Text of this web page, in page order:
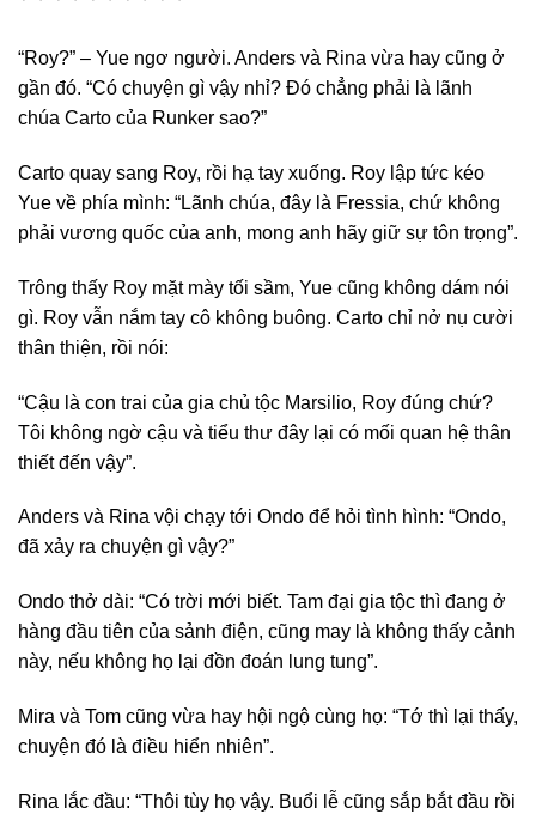
“Roy?” – Yue ngơ người. Anders và Rina vừa hay cũng ở
gần đó. “Có chuyện gì vậy nhỉ? Đó chẳng phải là lãnh
chúa Carto của Runker sao?”
Carto quay sang Roy, rồi hạ tay xuống. Roy lập tức kéo
Yue về phía mình: “Lãnh chúa, đây là Fressia, chứ không
phải vương quốc của anh, mong anh hãy giữ sự tôn trọng”.
Trông thấy Roy mặt mày tối sầm, Yue cũng không dám nói
gì. Roy vẫn nắm tay cô không buông. Carto chỉ nở nụ cười
thân thiện, rồi nói:
“Cậu là con trai của gia chủ tộc Marsilio, Roy đúng chứ?
Tôi không ngờ cậu và tiểu thư đây lại có mối quan hệ thân
thiết đến vậy”.
Anders và Rina vội chạy tới Ondo để hỏi tình hình: “Ondo,
đã xảy ra chuyện gì vậy?”
Ondo thở dài: “Có trời mới biết. Tam đại gia tộc thì đang ở
hàng đầu tiên của sảnh điện, cũng may là không thấy cảnh
này, nếu không họ lại đồn đoán lung tung”.
Mira và Tom cũng vừa hay hội ngộ cùng họ: “Tớ thì lại thấy,
chuyện đó là điều hiển nhiên”.
Rina lắc đầu: “Thôi tùy họ vậy. Buổi lễ cũng sắp bắt đầu rồi